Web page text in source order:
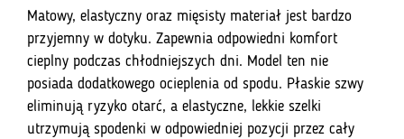
Matowy, elastyczny oraz mięsisty materiał jest bardzo
przyjemny w dotyku. Zapewnia odpowiedni komfort
cieplny podczas chłodniejszych dni. Model ten nie
posiada dodatkowego ocieplenia od spodu. Płaskie szwy
eliminują ryzyko otarć, a elastyczne, lekkie szelki
utrzymują spodenki w odpowiedniej pozycji przez cały